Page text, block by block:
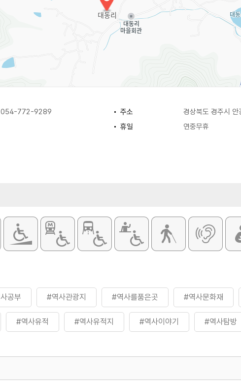
054-772-9289 주소
경상북도 경주시
휴일
연중무휴
공부 #역사관광지 #역사를품은곳 #역사문화재
#역사유적 #역사유적지 #역사이야기 #역사탐방